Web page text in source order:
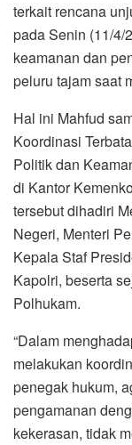
terkait rencana
pada Senin (11/4/
keamanan dan
peluru tajam saat
Hal ini Mahfud
Koordinasi
Politik dan
di Kantor
tersebut dihadiri
Negeri, Menteri
Kepala Staf
Kapolri, beserta
Polhukam.
“Dalam
melakukan
penegak hukum,
pengamanan
kekerasan, tidak